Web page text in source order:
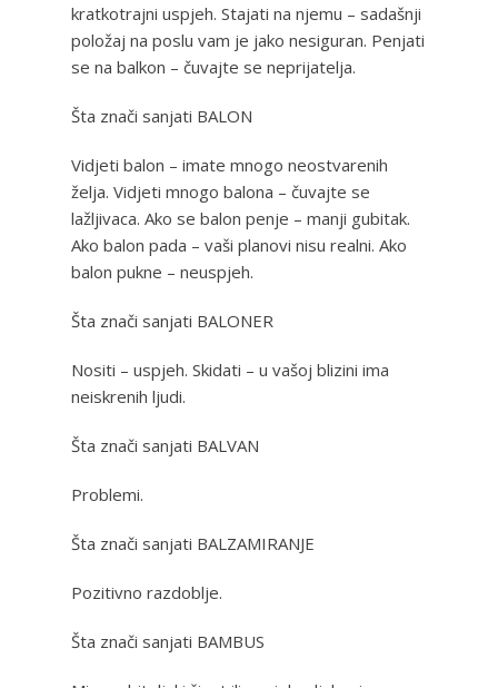
kratkotrajni uspjeh. Stajati na njemu – sadašnji
položaj na poslu vam je jako nesiguran. Penjati
se na balkon – čuvajte se neprijatelja.
Šta znači sanjati BALON
Vidjeti balon – imate mnogo neostvarenih
želja. Vidjeti mnogo balona – čuvajte se
lažljivaca. Ako se balon penje – manji gubitak.
Ako balon pada – vaši planovi nisu realni. Ako
balon pukne – neuspjeh.
Šta znači sanjati BALONER
Nositi – uspjeh. Skidati – u vašoj blizini ima
neiskrenih ljudi.
Šta znači sanjati BALVAN
Problemi.
Šta znači sanjati BALZAMIRANJE
Pozitivno razdoblje.
Šta znači sanjati BAMBUS